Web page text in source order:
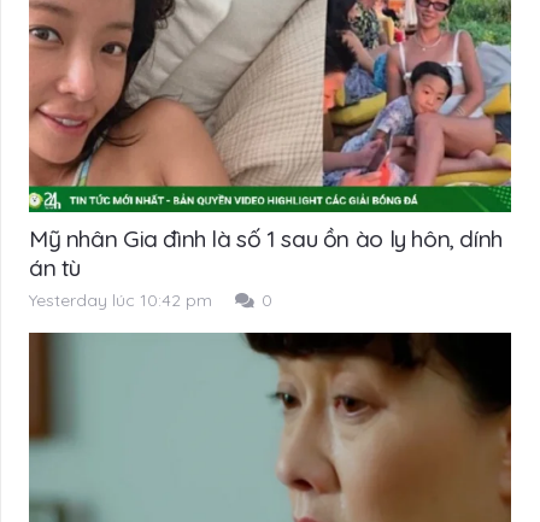
Mỹ nhân Gia đình là số 1 sau ồn ào ly hôn, dính
án tù
Yesterday lúc 10:42 pm 0